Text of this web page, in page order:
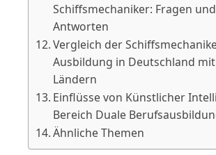
Schiffsmechaniker: Fragen und
Antworten
Vergleich der
Ausbildung in Deutschland
Ländern
Einflüsse von Künstlicher
Bereich Duale
Ähnliche Themen